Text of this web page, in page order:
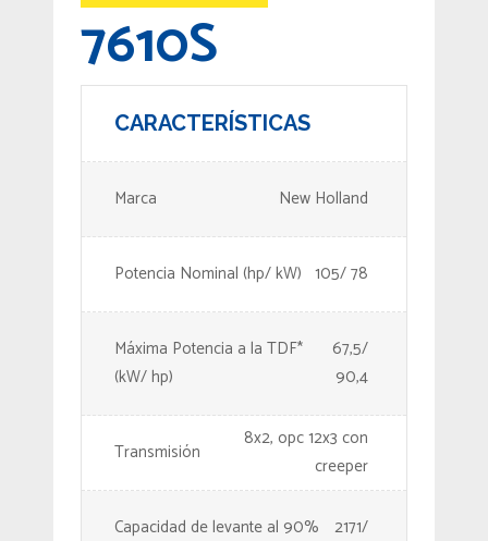
7610S
CARACTERÍSTICAS
Marca New Holland
Potencia Nominal (hp/ kW) 105/ 78
Máxima Potencia a la TDF*
(kW/ hp)
67,5/
90,4
Transmisión
8x2, opc 12x3 con
creeper
Capacidad de levante al 90% 2171/